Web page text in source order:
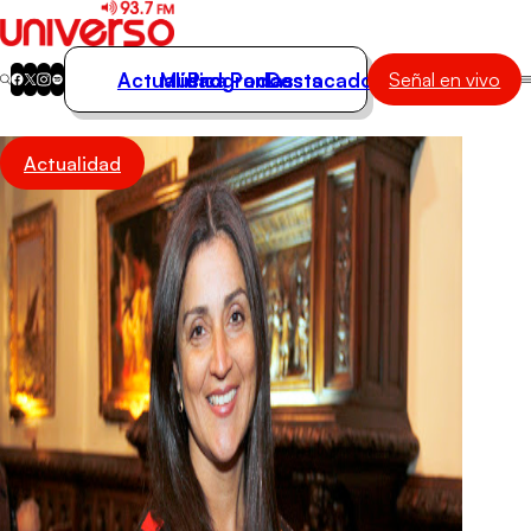
Actualidad
Música
Programas
Podcasts
Destacados
Actualidad
Música
Programas
Podcasts
Destacados Señal en vivo
Actualidad